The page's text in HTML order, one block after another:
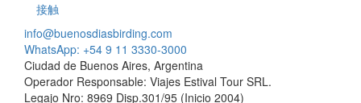
接触
info@buenosdiasbirding.com
WhatsApp: +54 9 11 3330-3000
Ciudad de Buenos Aires, Argentina
Operador Responsable: Viajes Estival Tour SRL.
Legajo Nro: 8969 Disp.301/95 (Inicio 2004)